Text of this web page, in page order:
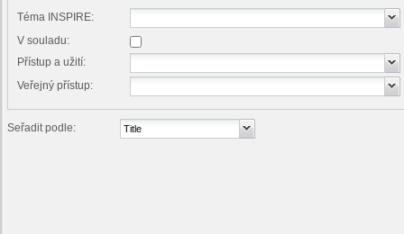
Téma INSPIRE:
V souladu:
Přístup a užití:
Veřejný přístup:
Seřadit podle: